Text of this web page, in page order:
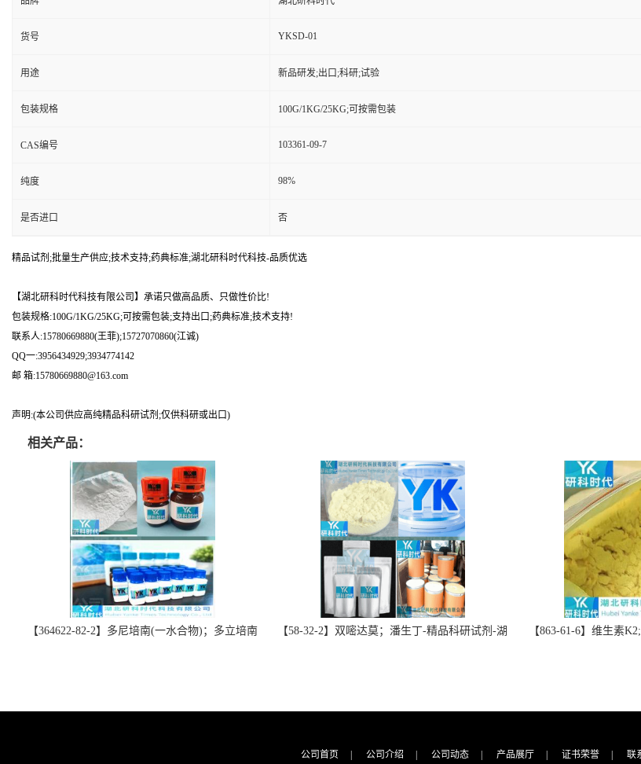
货号 YKSD-01
用途 新品研发;出口;科研;试验
包装规格 100G/1KG/25KG;可按需包装
CAS编号 103361-09-7
纯度 98%
是否进口 否
精品试剂;批量生产供应;技术支持;药典标准;湖北研科时代科技-品质优选
【湖北研科时代科技有限公司】承诺只做高品质、只做性价比!
包装规格:100G/1KG/25KG;可按需包装;支持出口;药典标准;技术支持!
联系人:15780669880(王菲);15727070860(江诚)
QQ一:3956434929;3934774142
邮 箱:15780669880@163.com
声明:(本公司供应高纯精品科研试剂;仅供科研或出口)
相关产品：
【364622-82-2】多尼培南(一水合物)；多立培南
【58-32-2】双嘧达莫；潘生丁-精品科研试剂-湖
【863-61-6】维生素
公司首页 公司介绍 公司动态 产品展厅 证书荣誉 联